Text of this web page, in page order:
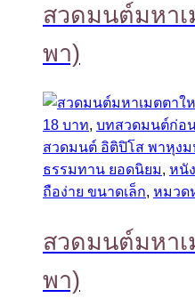
สวดมนต์มหา
พา)
18 บาท, บทสวดมนต์ก่อ
สวดมนต์ อิติปิโส พาหุงม
ธรรมทาน ยอดนิยม, หนั
ถือง่าย ขนาดเล็ก, หมวด
สวดมนต์มหา
พา)